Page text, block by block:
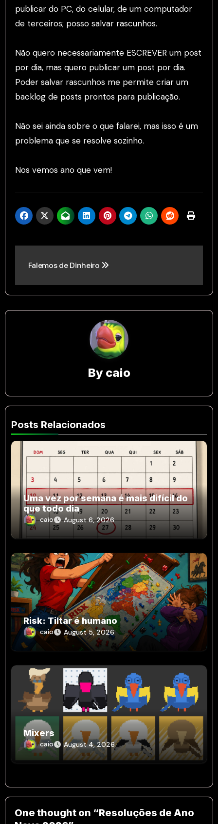
publicar do PC, do celular, de um computador
de terceiros; posso salvar rascunhos.
Não quero necessariamente ESCREVER um post
por dia, mas quero publicar um post por dia.
Poder salvar rascunhos me permite criar um
backlog de posts prontos para publicação.
Não sei ainda sobre o que falarei, mas isso é um
problema que se resolve sozinho.
Nos vemos ano que vem!
Falemos de Dinheiro
By caio
Posts Relacionados
Uma vez por semana é mais difícil do
que todo dia
caio August 6, 2026
Risk: Tiltar é humano
caio August 5, 2026
Mixers
caio August 4, 2026
One thought on “Resoluções de Ano